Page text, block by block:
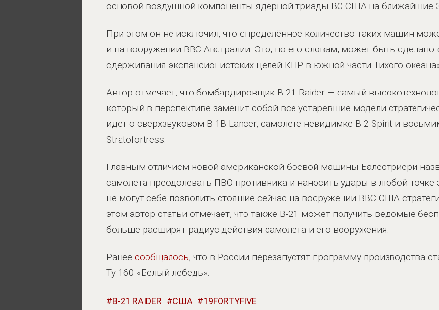
основой воздушной компоненты ядерной триады ВС США на ближайшие
При этом он не исключил, что определённое количество таких машин
и на вооружении ВВС Австралии. Это, по его словам, может быть сделано
сдерживания экспансионистских целей КНР в южной части Тихого
Автор отмечает, что бомбардировщик B-21 Raider — самый
который в перспективе заменит собой все устаревшие модели
идет о сверхзвуковом B-1B Lancer, самолете-невидимке B-2 Spirit и
Stratofortress.
Главным отличием новой американской боевой машины Балестриери
самолета преодолевать ПВО противника и наносить удары в любой точке
не могут себе позволить стоящие сейчас на вооружении ВВС США
этом автор статьи отмечает, что также B-21 может получить ведомые
больше расширят радиус действия самолета и его вооружения.
Ранее сообщалось, что в России перезапустят программу производства
Ту-160 «Белый лебедь».
B-21 RAIDER США 19FORTYFIVE